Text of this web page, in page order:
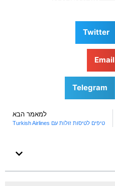
Twitter
Email
Telegram
למאמר הבא
טיפים לטיסות זולות עם Turkish Airlines